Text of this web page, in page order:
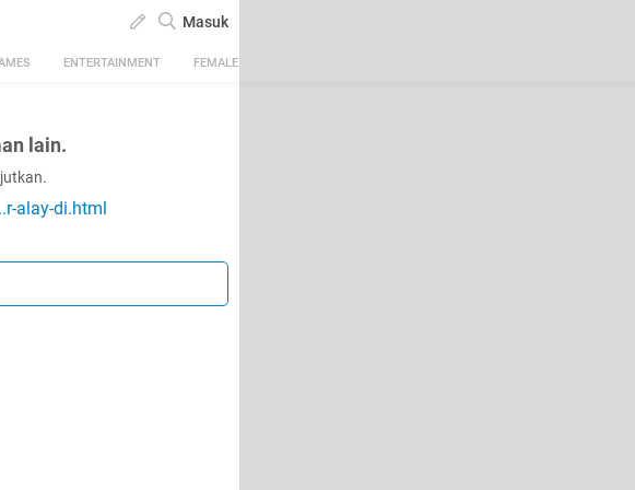
Masuk
ENTERTAINMENT FEMALE
lain.
alay-di.html